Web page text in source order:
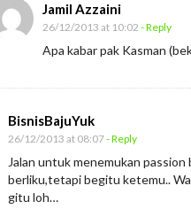
Jamil Azzaini
26/12/2013 at 10:02 - Reply
Apa kabar pak Kasman
BisnisBajuYuk
26/12/2013 at 08:07- Reply
Jalan untuk menemukan passion
berliku,tetapi begitu ketemu..
gitu loh…